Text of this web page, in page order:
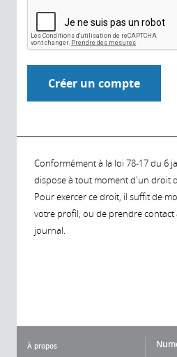
Conformément à la loi 78-17 du 6
dispose à tout moment d'un droit
Pour exercer ce droit, il suffit de
votre profil, ou de prendre contact
journal.
À propos